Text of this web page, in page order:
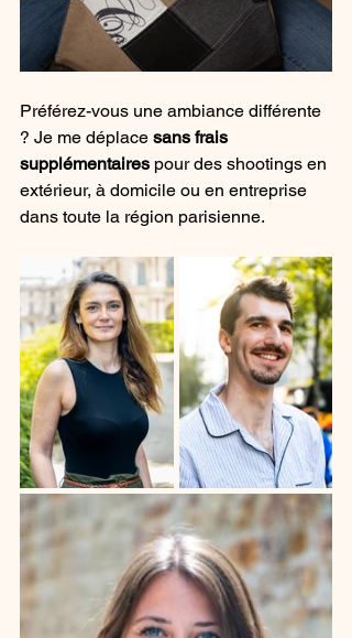
Préférez-vous une ambiance différente
? Je me déplace sans frais
supplémentaires pour des shootings en
extérieur, à domicile ou en entreprise
dans toute la région parisienne.